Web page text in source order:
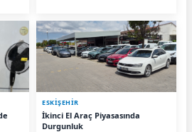
ESKIŞEHIR
İkinci El Araç Piyasasında
Durgunluk